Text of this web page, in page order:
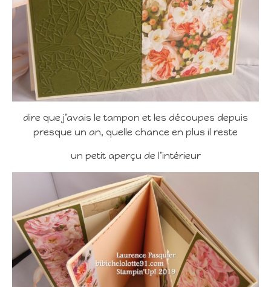
dire que j’avais le tampon et les découpes depuis
presque un an, quelle chance en plus il reste
un petit aperçu de l’intérieur